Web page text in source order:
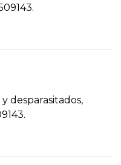
desparasitados,